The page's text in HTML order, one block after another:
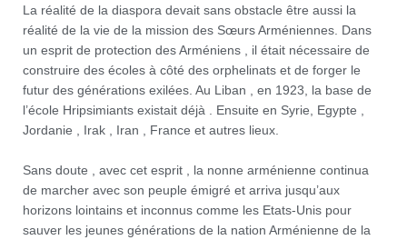
La réalité de la diaspora devait sans obstacle être aussi la
réalité de la vie de la mission des Sœurs Arméniennes. Dans
un esprit de protection des Arméniens , il était nécessaire de
construire des écoles à côté des orphelinats et de forger le
futur des générations exilées. Au Liban , en 1923, la base de
l’école Hripsimiants existait déjà . Ensuite en Syrie, Egypte ,
Jordanie , Irak , Iran , France et autres lieux.
Sans doute , avec cet esprit , la nonne arménienne continua
de marcher avec son peuple émigré et arriva jusqu’aux
horizons lointains et inconnus comme les Etats-Unis pour
sauver les jeunes générations de la nation Arménienne de la